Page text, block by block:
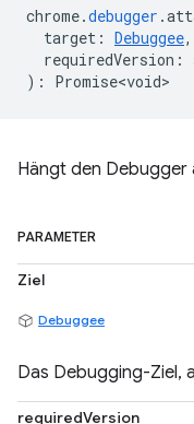
chrome.debugger .
target : Debuggee,
requiredVersion :
) : Promise<void>
Hängt den Debugger
PARAMETER
Ziel
Debuggee
Das Debugging-Ziel,
requiredVersion